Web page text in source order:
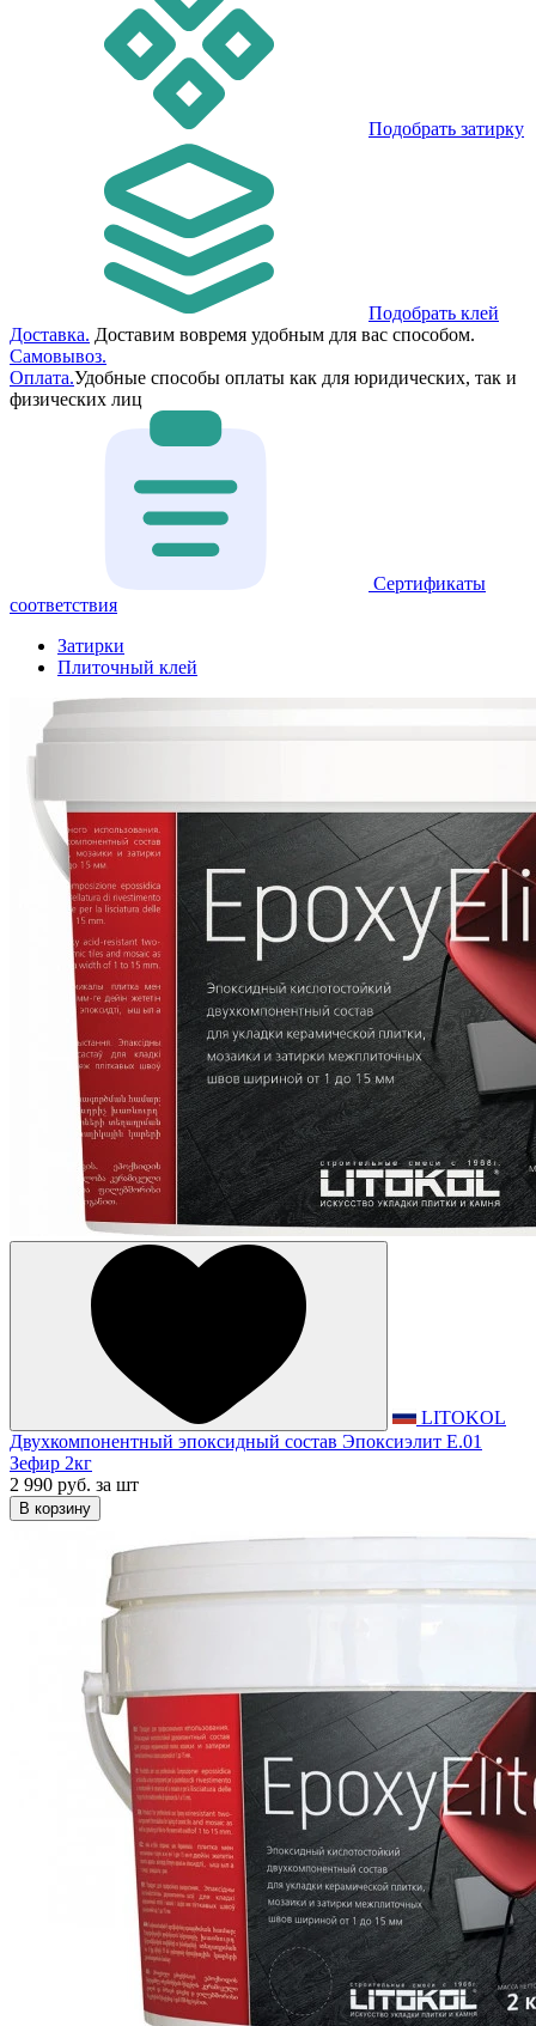
Подобрать затирку
Подобрать клей
Доставка. Доставим вовремя удобным для вас способом.
Самовывоз.
Оплата.Удобные способы оплаты как для юридических, так и
физических лиц
Сертификаты
соответствия
Затирки
Плиточный клей
LITOKOL
Двухкомпонентный эпоксидный состав Эпоксиэлит E.01
Зефир 2кг
2 990 руб. за шт
В корзину